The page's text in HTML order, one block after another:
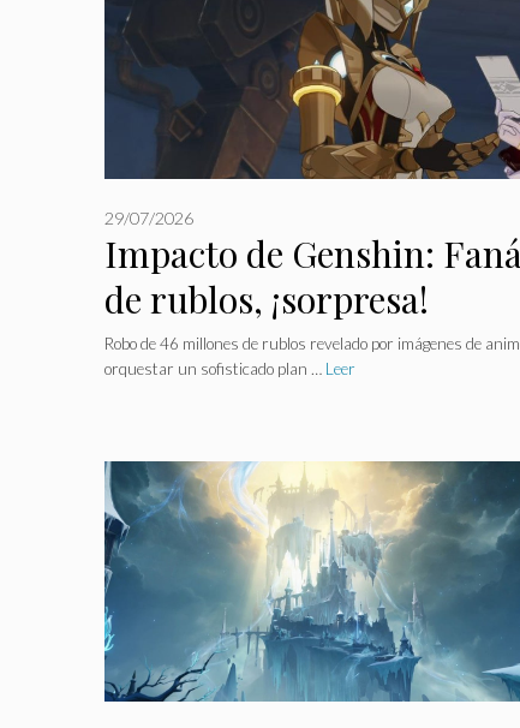
Impacto de Genshin:
de rublos, ¡sorpresa!
29/07/2026
Robo de 46 millones de rublos revelado por imágenes de
orquestar un sofisticado plan … Leer